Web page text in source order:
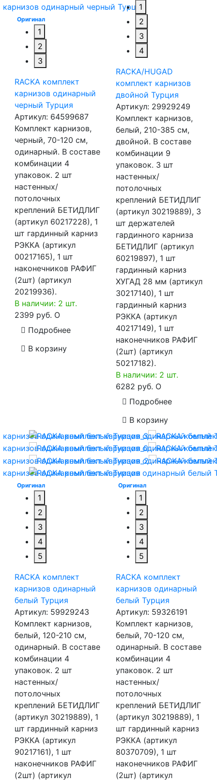
Оригинал
1
2
3
RACKA комплект
карнизов одинарный
черный Турция
Артикул: 64599687
Комплект карнизов,
черный, 70-120 см,
одинарный. В составе
комбинации 4
упаковок. 2 шт
настенных/
потолочных
креплений БЕТИДЛИГ
(артикул 60217228), 1
шт гардинный карниз
РЭККА (артикул
00217165), 1 шт
наконечников РАФИГ
(2шт) (артикул
20219936).
В наличии: 2 шт.
2399 руб. O
Подробнее
В корзину
1
2
3
4
RACKA/HUGAD
комплект карнизов
двойной Турция
Артикул: 29929249
Комплект карнизов,
белый, 210-385 см,
двойной. В составе
комбинации 9
упаковок. 3 шт
настенных/
потолочных
креплений БЕТИДЛИГ
(артикул 30219889), 3
шт держателей
гардинного карниза
БЕТИДЛИГ (артикул
60219897), 1 шт
гардинный карниз
ХУГАД 28 мм (артикул
30217140), 1 шт
гардинный карниз
РЭККА (артикул
40217149), 1 шт
наконечников РАФИГ
(2шт) (артикул
50217182).
В наличии: 2 шт.
6282 руб. O
Подробнее
В корзину
Оригинал
1
2
3
4
5
RACKA комплект
карнизов одинарный
белый Турция
Артикул: 59929243
Комплект карнизов,
белый, 120-210 см,
одинарный. В составе
комбинации 4
упаковок. 2 шт
настенных/
потолочных
креплений БЕТИДЛИГ
(артикул 30219889), 1
шт гардинный карниз
РЭККА (артикул
90217161), 1 шт
наконечников РАФИГ
(2шт) (артикул
Оригинал
1
2
3
4
5
RACKA комплект
карнизов одинарный
белый Турция
Артикул: 59326191
Комплект карнизов,
белый, 70-120 см,
одинарный. В составе
комбинации 4
упаковок. 2 шт
настенных/
потолочных
креплений БЕТИДЛИГ
(артикул 30219889), 1
шт гардинный карниз
РЭККА (артикул
80370709), 1 шт
наконечников РАФИГ
(2шт) (артикул